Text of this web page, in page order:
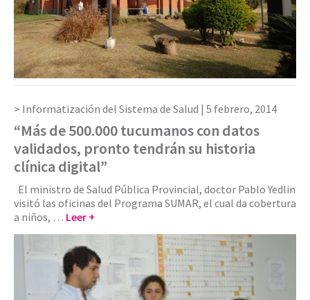
Informatización del Sistema de Salud | 5 febrero, 2014
“Más de 500.000 tucumanos con datos
validados, pronto tendrán su historia
clínica digital”
El ministro de Salud Pública Provincial, doctor Pablo Yedlin
visitó las oficinas del Programa SUMAR, el cual da cobertura
a niños, … Leer +